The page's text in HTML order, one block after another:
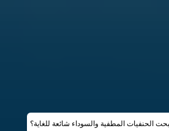
الحنفيات المطفية والسوداء شائعة للغاية؟